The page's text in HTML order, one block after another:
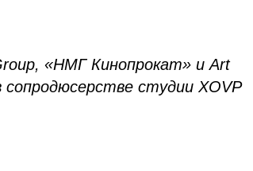
«НМГ Кинопрокат» и Art
студии XOVP